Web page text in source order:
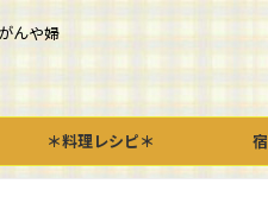
んや婦
＊料理レシピ＊